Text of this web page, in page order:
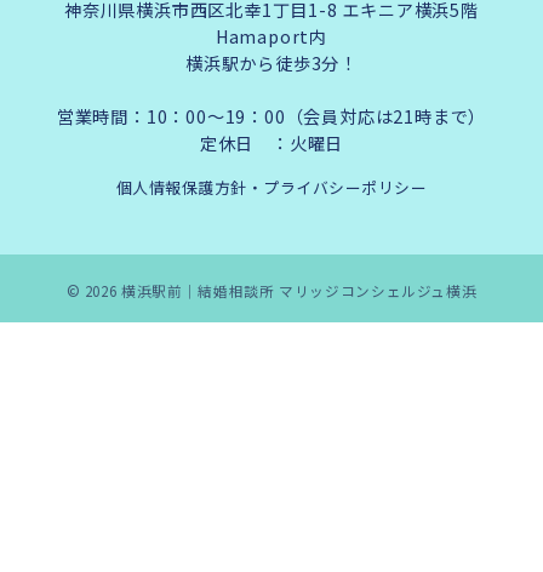
神奈川県横浜市西区北幸1丁目1-8 エキニア横浜5階
Hamaport内
横浜駅から徒歩3分！
営業時間：10：00～19：00（会員対応は21時まで）
定休日 ：火曜日
個人情報保護方針・プライバシーポリシー
© 2026横浜駅前｜結婚相談所 マリッジコンシェルジュ横浜